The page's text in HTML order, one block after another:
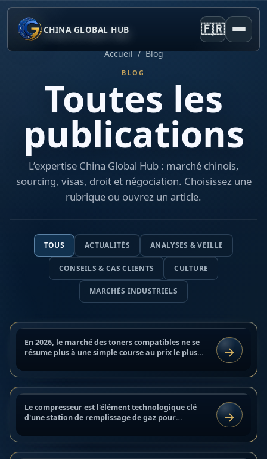
CHINA GLOBAL HUB 🇫🇷
Accueil / Blog
BLOG
Toutes les
publications
L’expertise China Global Hub : marché chinois,
sourcing, visas, droit et négociation. Choisissez une
rubrique ou ouvrez un article.
TOUS ACTUALITÉS ANALYSES & VEILLE
CONSEILS & CAS CLIENTS CULTURE
MARCHÉS INDUSTRIELS
MARCHÉS INDUSTRIELS
Top 10 des fabricants mondiaux de
toners compatibles pour acheteurs
B2B en 2026 : analyse du marché,
qualité et fiabilité des
approvisionnements
En 2026, le marché des toners compatibles ne se
résume plus à une simple course au prix le plus
LIRE
BLOG
Meilleurs compresseurs pour
stations GNV : comparatif Ariel,
ANGI, SAFE, CIMC Enric et Galileo
pour projets CNG
Le compresseur est l'élément technologique clé
d'une station de remplissage de gaz pour
du gaz et la vitesse...
LIRE
Comment UNICO Imaging a
révolutionné notre vision du
marché des toners compatibles en
Chine